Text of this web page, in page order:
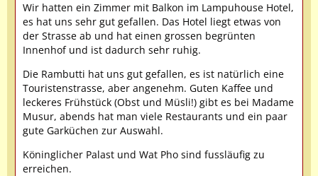
Wir hatten ein Zimmer mit Balkon im Lampuhouse Hotel,
es hat uns sehr gut gefallen. Das Hotel liegt etwas von
der Strasse ab und hat einen grossen begrünten
Innenhof und ist dadurch sehr ruhig.
Die Rambutti hat uns gut gefallen, es ist natürlich eine
Touristenstrasse, aber angenehm. Guten Kaffee und
leckeres Frühstück (Obst und Müsli!) gibt es bei Madame
Musur, abends hat man viele Restaurants und ein paar
gute Garküchen zur Auswahl.
Köninglicher Palast und Wat Pho sind fussläufig zu
erreichen.